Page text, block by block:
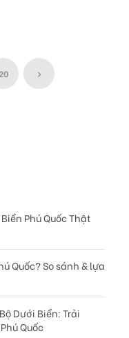
20
Phú Quốc Thật
Quốc? So sánh & lựa
Dưới Biển: Trải
Quốc